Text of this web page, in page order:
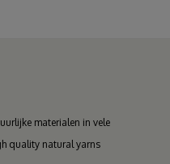
materialen in vele
quality natural yarns